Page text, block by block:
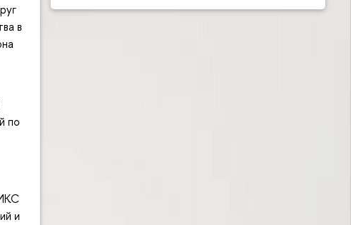
в
по
и